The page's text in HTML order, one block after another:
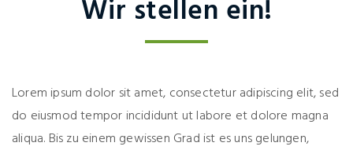
Wir stellen ein!
Lorem ipsum dolor sit amet, consectetur adipiscing elit, sed
do eiusmod tempor incididunt ut labore et dolore magna
aliqua. Bis zu einem gewissen Grad ist es uns gelungen,